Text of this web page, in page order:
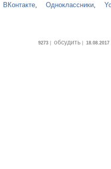
ВКонтакте Одноклассники ,
9273| обсудить| 18.08.2017